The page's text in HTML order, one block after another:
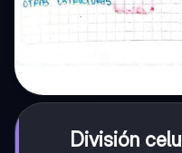
División